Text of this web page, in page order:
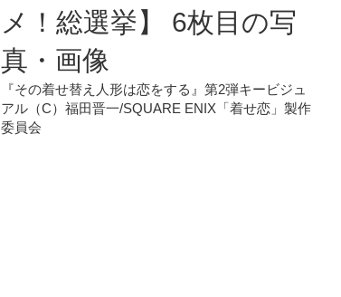
メ！総選挙】 6枚目の写
真・画像
『その着せ替え人形は恋をする』第2弾キービジュ
アル（C）福田晋一/SQUARE ENIX「着せ恋」製作
委員会